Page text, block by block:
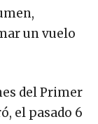
un vuelo
del Primer
el pasado 6